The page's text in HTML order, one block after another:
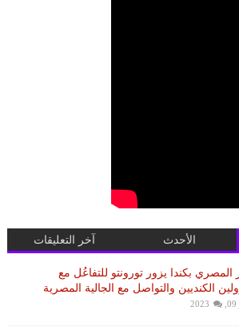
الأحدث آخر التعليقات
المصري بكندا يزور تورونتو للتفاعُل مع
الكنديين والتواصل مع الجالية المصرية